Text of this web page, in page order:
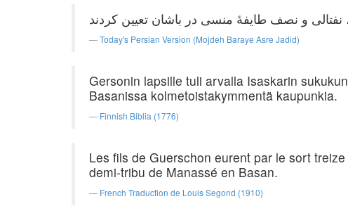
Today's Persian Version (Mojdeh Baraye Asre Jadid)
Gersonin lapsille tuli arvalla Isaskarin
Basanissa kolmetoistakymmentä kaupunkia.
Finnish Biblia (1776)
Les fils de Guerschon eurent par le sort
demi-tribu de Manassé en Basan.
French Traduction de Louis Segond (1910)